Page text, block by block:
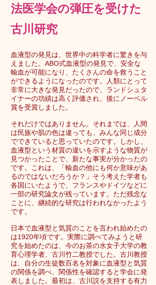
法医学会の弾圧を受けた
古川研究
血液型の発見は、世界中の科学者に驚きを与
えました。ABO式血液型の発見で、安全な
輸血が可能になり、たくさんの命を救うこと
ができるようになったのです。人類にとって
非常に大きな発見だったので、ランドシュタ
イナーの功績は高く評価され、後にノーベル
賞を受賞しました。
それだけではありません。それまでは、人間
は民族や肌の色は違っても、みんな同じ成分
でできていると思っていたのです。しかし、
血液型という材質の違いを示すような物質が
見つかったことで、新たな事実が分かったの
です。これは、「輸血の他にも何か意味があ
るのではないだろうか？」そう考えた学者も
各国にいたようで、フランスやドイツなどに
一部の研究論文が残っています。ただ残念な
ことに、継続的な研究は行われなかったよう
です。
日本で血液型と気質のことを言われ始めたの
は1920年頃です。実際に調べてみようと研
究を始めたのは、今のお茶の水女子大学の教
育心理学者、古川竹二教授でした。古川教授
は、自分の生徒数百名を対象に血液型と気質
の関係を調べ、関係性を確認すると学会に発
表しました。最初は、古川説を支持する有力